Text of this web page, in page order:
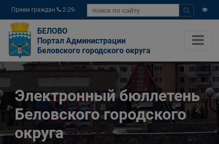
Прием граждан
2-29-
04
БЕЛОВО
Портал Администрации
Беловского городского округа
Электронный бюллетень
Беловского городского
округа